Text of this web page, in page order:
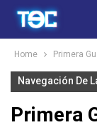
Home Primera
Navegación De
Primera